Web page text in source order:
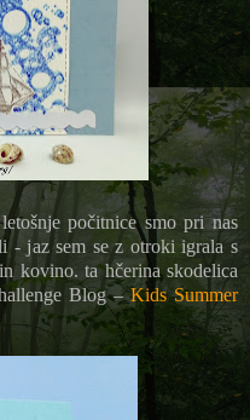
počitnice smo pri nas
- jaz sem se z otroki igrala s
kovino. ta hčerina skodelica
Blog –Kids Summer